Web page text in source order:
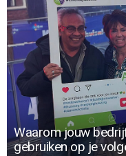
Waarom jouw
gebruiken op je